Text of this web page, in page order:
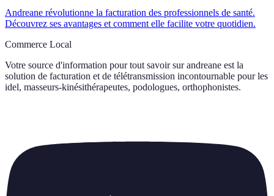
Andreane révolutionne la facturation des professionnels de santé.
Découvrez ses avantages et comment elle facilite votre quotidien.
Commerce Local
Votre source d'information pour tout savoir sur andreane est la
solution de facturation et de télétransmission incontournable pour les
idel, masseurs-kinésithérapeutes, podologues, orthophonistes.